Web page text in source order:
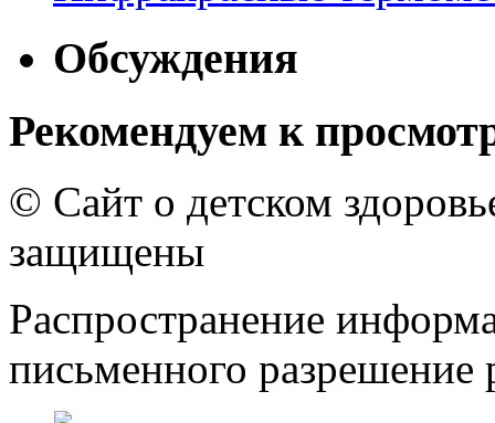
Обсуждения
Рекомендуем к
© Сайт о детском
защищены
Распространение
письменного разрешение